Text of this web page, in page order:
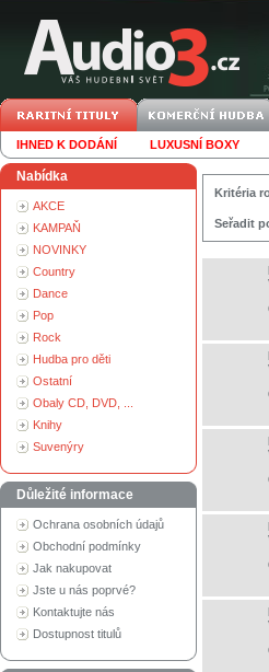
IHNED K DODÁNÍ LUXUSNÍ BOXY
Nabídka
AKCE
KAMPAŇ
NOVINKY
Country
Dance
Pop
Rock
Hudba pro děti
Ostatní
Obaly CD, DVD, ...
Knihy
Suvenýry
Důležité informace
Ochrana osobních údajů
Obchodní podmínky
Jak nakupovat
Jste u nás poprvé?
Kontaktujte nás
Dostupnost titulů
Kritéria
Seřadit